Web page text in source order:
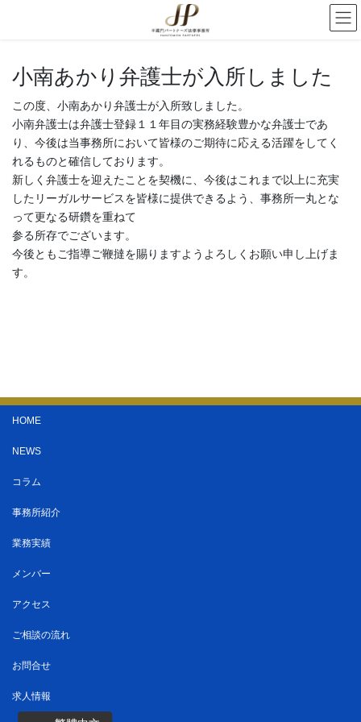
小南あかり弁護士が入所しました
この度、小南あかり弁護士が入所致しました。
小南弁護士は弁護士登録１１年目の実務経験豊かな弁護士であ
り、今後は当事務所において皆様のご期待に応える活躍をしてく
れるものと確信しております。
新しく弁護士を迎えたことを契機に、今後はこれまで以上に充実
したリーガルサービスを皆様に提供できるよう、事務所一丸とな
って更なる研鑽を重ねて
参る所存でございます。
今後ともご指導ご鞭撻を賜りますようよろしくお願い申し上げま
す。
HOME
NEWS
コラム
事務所紹介
業務実績
メンバー
アクセス
ご相談の流れ
お問合せ
求人情報